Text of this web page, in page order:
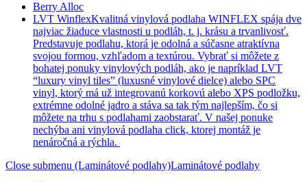
Berry Alloc
LVT WinflexKvalitná vinylová podlaha WINFLEX spája dve
najviac žiaduce vlastnosti u podláh, t. j. krásu a trvanlivosť.
Predstavuje podlahu, ktorá je odolná a súčasne atraktívna
svojou formou, vzhľadom a textúrou. Vybrať si môžete z
bohatej ponuky vinylových podláh, ako je napríklad LVT
“luxury vinyl tiles” (luxusné vinylové dielce) alebo SPC
vinyl, ktorý má už integrovanú korkovú alebo XPS podložku,
extrémne odolné jadro a stáva sa tak tým najlepším, čo si
môžete na trhu s podlahami zaobstarať. V našej ponuke
nechýba ani vinylová podlaha click, ktorej montáž je
nenáročná a rýchla.
Close submenu (Laminátové podlahy)Laminátové podlahy